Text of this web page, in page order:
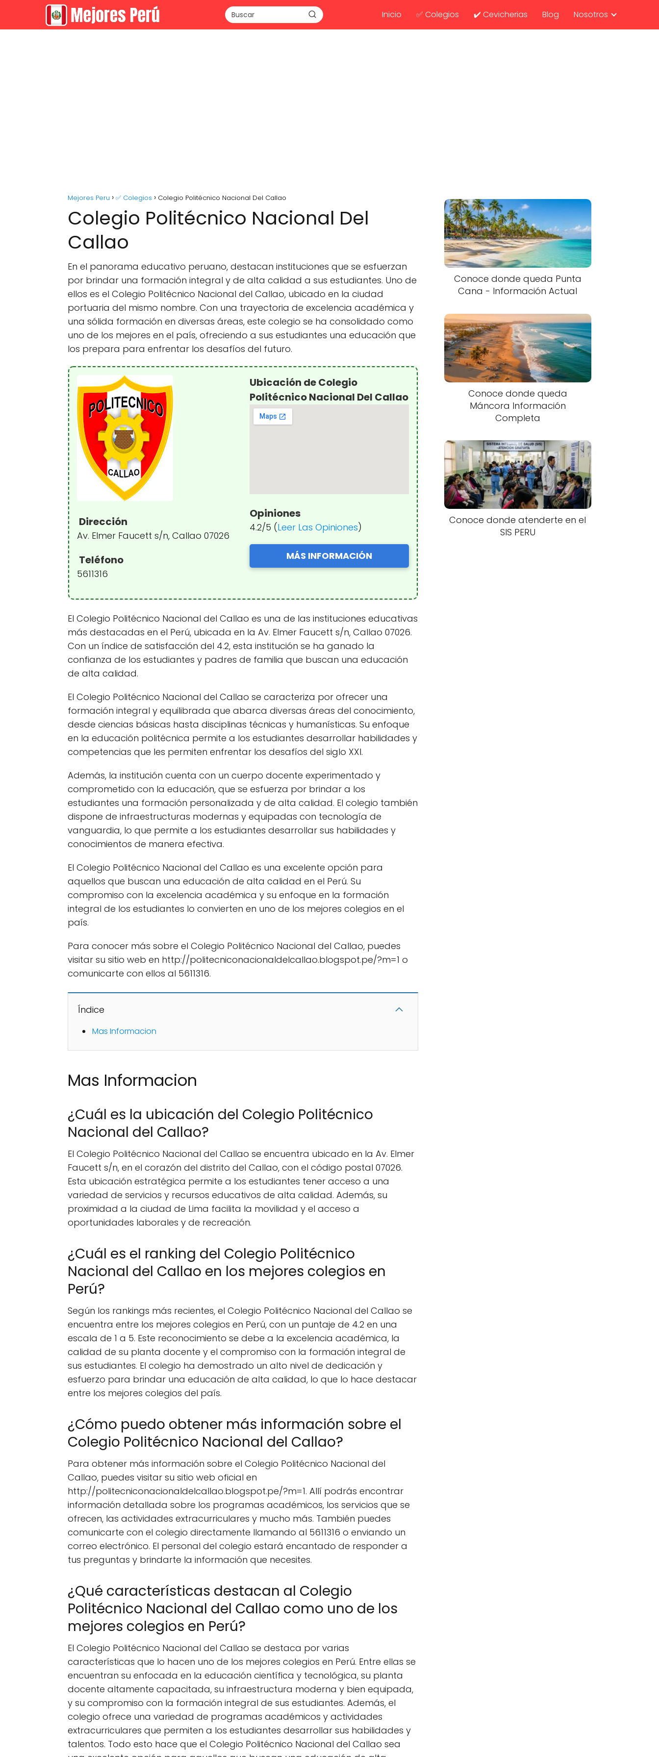
Inicio ✅ Colegios ✔️ Cevicherias Blog Nosotros
Mejores Peru ✅ Colegios Colegio Politécnico Nacional Del Callao
Colegio Politécnico Nacional Del
Callao
En el panorama educativo peruano, destacan instituciones que se esfuerzan
por brindar una formación integral y de alta calidad a sus estudiantes. Uno de
ellos es el Colegio Politécnico Nacional del Callao, ubicado en la ciudad
portuaria del mismo nombre. Con una trayectoria de excelencia académica y
una sólida formación en diversas áreas, este colegio se ha consolidado como
uno de los mejores en el país, ofreciendo a sus estudiantes una educación que
los prepara para enfrentar los desafíos del futuro.
Dirección
Av. Elmer Faucett s/n, Callao 07026
Teléfono
5611316
Ubicación de Colegio
Politécnico Nacional Del Callao
Opiniones
4.2/5 (Leer Las Opiniones)
MÁS INFORMACIÓN
El Colegio Politécnico Nacional del Callao es una de las instituciones educativas
más destacadas en el Perú, ubicada en la Av. Elmer Faucett s/n, Callao 07026.
Con un índice de satisfacción del 4.2, esta institución se ha ganado la
confianza de los estudiantes y padres de familia que buscan una educación
de alta calidad.
El Colegio Politécnico Nacional del Callao se caracteriza por ofrecer una
formación integral y equilibrada que abarca diversas áreas del conocimiento,
desde ciencias básicas hasta disciplinas técnicas y humanísticas. Su enfoque
en la educación politécnica permite a los estudiantes desarrollar habilidades y
competencias que les permiten enfrentar los desafíos del siglo XXI.
Además, la institución cuenta con un cuerpo docente experimentado y
comprometido con la educación, que se esfuerza por brindar a los
estudiantes una formación personalizada y de alta calidad. El colegio también
dispone de infraestructuras modernas y equipadas con tecnología de
vanguardia, lo que permite a los estudiantes desarrollar sus habilidades y
conocimientos de manera efectiva.
El Colegio Politécnico Nacional del Callao es una excelente opción para
aquellos que buscan una educación de alta calidad en el Perú. Su
compromiso con la excelencia académica y su enfoque en la formación
integral de los estudiantes lo convierten en uno de los mejores colegios en el
país.
Para conocer más sobre el Colegio Politécnico Nacional del Callao, puedes
visitar su sitio web en http://politecniconacionaldelcallao.blogspot.pe/?m=1 o
comunicarte con ellos al 5611316.
Índice
Mas Informacion
Mas Informacion
¿Cuál es la ubicación del Colegio Politécnico
Nacional del Callao?
El Colegio Politécnico Nacional del Callao se encuentra ubicado en la Av. Elmer
Faucett s/n, en el corazón del distrito del Callao, con el código postal 07026.
Esta ubicación estratégica permite a los estudiantes tener acceso a una
variedad de servicios y recursos educativos de alta calidad. Además, su
proximidad a la ciudad de Lima facilita la movilidad y el acceso a
oportunidades laborales y de recreación.
¿Cuál es el ranking del Colegio Politécnico
Nacional del Callao en los mejores colegios en
Perú?
Según los rankings más recientes, el Colegio Politécnico Nacional del Callao se
encuentra entre los mejores colegios en Perú, con un puntaje de 4.2 en una
escala de 1 a 5. Este reconocimiento se debe a la excelencia académica, la
calidad de su planta docente y el compromiso con la formación integral de
sus estudiantes. El colegio ha demostrado un alto nivel de dedicación y
esfuerzo para brindar una educación de alta calidad, lo que lo hace destacar
entre los mejores colegios del país.
¿Cómo puedo obtener más información sobre el
Colegio Politécnico Nacional del Callao?
Para obtener más información sobre el Colegio Politécnico Nacional del
Callao, puedes visitar su sitio web oficial en
http://politecniconacionaldelcallao.blogspot.pe/?m=1. Allí podrás encontrar
información detallada sobre los programas académicos, los servicios que se
ofrecen, las actividades extracurriculares y mucho más. También puedes
comunicarte con el colegio directamente llamando al 5611316 o enviando un
correo electrónico. El personal del colegio estará encantado de responder a
tus preguntas y brindarte la información que necesites.
¿Qué características destacan al Colegio
Politécnico Nacional del Callao como uno de los
mejores colegios en Perú?
El Colegio Politécnico Nacional del Callao se destaca por varias
características que lo hacen uno de los mejores colegios en Perú. Entre ellas se
encuentran su enfocada en la educación científica y tecnológica, su planta
docente altamente capacitada, su infraestructura moderna y bien equipada,
y su compromiso con la formación integral de sus estudiantes. Además, el
colegio ofrece una variedad de programas académicos y actividades
extracurriculares que permiten a los estudiantes desarrollar sus habilidades y
talentos. Todo esto hace que el Colegio Politécnico Nacional del Callao sea
Conoce donde queda Punta
Cana - Información Actual
Conoce donde queda
Máncora Información
Completa
Conoce donde atenderte en el
SIS PERU